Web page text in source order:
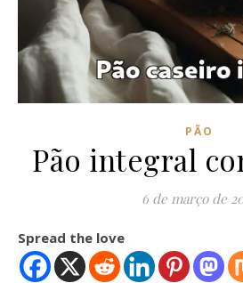
PÃO
Pão integral
6 de março de
Spread the love